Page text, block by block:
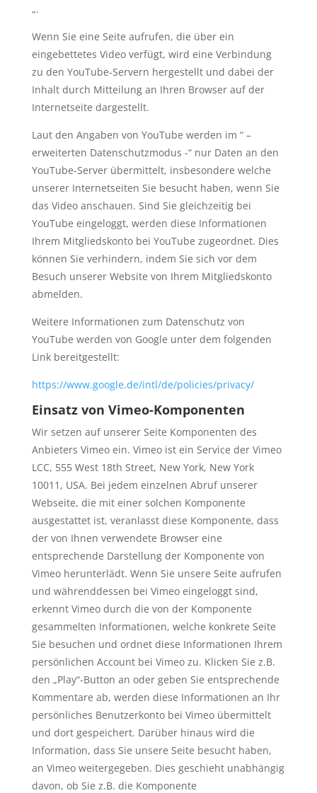
„.
Wenn Sie eine Seite aufrufen, die über ein
eingebettetes Video verfügt, wird eine Verbindung
zu den YouTube-Servern hergestellt und dabei der
Inhalt durch Mitteilung an Ihren Browser auf der
Internetseite dargestellt.
Laut den Angaben von YouTube werden im “ –
erweiterten Datenschutzmodus -“ nur Daten an den
YouTube-Server übermittelt, insbesondere welche
unserer Internetseiten Sie besucht haben, wenn Sie
das Video anschauen. Sind Sie gleichzeitig bei
YouTube eingeloggt, werden diese Informationen
Ihrem Mitgliedskonto bei YouTube zugeordnet. Dies
können Sie verhindern, indem Sie sich vor dem
Besuch unserer Website von Ihrem Mitgliedskonto
abmelden.
Weitere Informationen zum Datenschutz von
YouTube werden von Google unter dem folgenden
Link bereitgestellt:
https://www.google.de/intl/de/policies/privacy/
Einsatz von Vimeo-Komponenten
Wir setzen auf unserer Seite Komponenten des
Anbieters Vimeo ein. Vimeo ist ein Service der Vimeo
LCC, 555 West 18th Street, New York, New York
10011, USA. Bei jedem einzelnen Abruf unserer
Webseite, die mit einer solchen Komponente
ausgestattet ist, veranlasst diese Komponente, dass
der von Ihnen verwendete Browser eine
entsprechende Darstellung der Komponente von
Vimeo herunterlädt. Wenn Sie unsere Seite aufrufen
und währenddessen bei Vimeo eingeloggt sind,
erkennt Vimeo durch die von der Komponente
gesammelten Informationen, welche konkrete Seite
Sie besuchen und ordnet diese Informationen Ihrem
persönlichen Account bei Vimeo zu. Klicken Sie z.B.
den „Play“-Button an oder geben Sie entsprechende
Kommentare ab, werden diese Informationen an Ihr
persönliches Benutzerkonto bei Vimeo übermittelt
und dort gespeichert. Darüber hinaus wird die
Information, dass Sie unsere Seite besucht haben,
an Vimeo weitergegeben. Dies geschieht unabhängig
davon, ob Sie z.B. die Komponente